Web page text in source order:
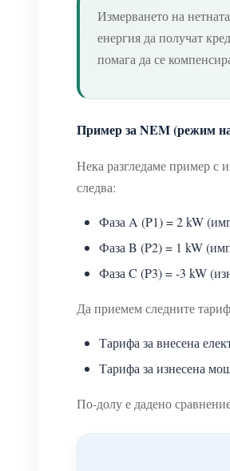
Измерването на
енергия да получат
помага да се
Пример за NEM (режим
Нека разгледаме пример с
следва:
Фаза A (P1) = 2 kW
Фаза B (P2) = 1 kW
Фаза C (P3) = -3 kW
Да приемем следните
Тарифа за внесена
Тарифа за изнесена
По-долу е дадено